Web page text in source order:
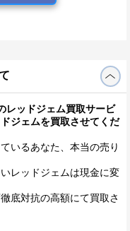
レッドジェム買取サービ
ジェムを買取させてくだ
いるあなた、本当の売り
レッドジェムは現金に変
底対抗の高額にて買取さ